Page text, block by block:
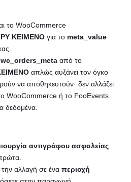
το WooCommerce
ΚΕΙΜΕΝΟ για το meta_value
wc_orders_meta από το
απλώς αυξάνει τον όγκο
να αποθηκευτούν· δεν αλλάζει
WooCommerce ή το FooEvents
δεδομένα.
αντιγράφου ασφαλείας
την αλλαγή σε ένα περιοχή